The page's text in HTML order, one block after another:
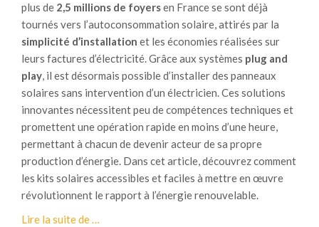
plus de 2,5 millions de foyersen France se sont déjà
tournés vers l’autoconsommation solaire, attirés par la
simplicité d’installation et les économies réalisées sur
leurs factures d’électricité. Grâce aux systèmes plug and
play, il est désormais possible d’installer des panneaux
solaires sans intervention d’un électricien. Ces solutions
innovantes nécessitent peu de compétences techniques et
promettent une opération rapide en moins d’une heure,
permettant à chacun de devenir acteur de sa propre
production d’énergie. Dans cet article, découvrez comment
les kits solaires accessibles et faciles à mettre en œuvre
révolutionnent le rapport à l’énergie renouvelable.
Lire la suite de…